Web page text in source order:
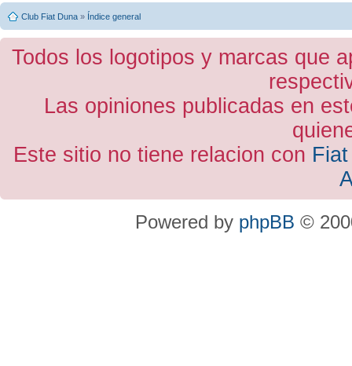
Club Fiat Duna » Índice general
Todos los logotipos y marcas que
Las opiniones publicadas en
Este sitio no tiene relacion con
Powered by phpBB ©